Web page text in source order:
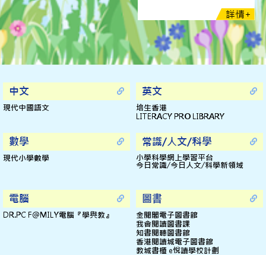
Jul 10, 2025
2024-2025年度一至五年級下學頒獎禮
Jun 30, 2025
2024-2025年度畢業典禮暨頒獎禮
Jul 02, 2025
男子組勇奪荃灣區小學校際比賽總冠軍
2024-2025年度荃灣區小學校際游泳比賽
Feb 02, 2025
2024-2025年度荃灣區小學校際排球比賽
May 15, 2025
2024-2025年度第六十一屆學校舞蹈節
2024-2025年度荃灣區小學校際羽毛球比賽
詳情+
中文
現代中國語文
英文
培生香港
LITERACY PRO LIBRARY
數學
現代小學數學
常識/人文/科學
小學科學網上學習平台
今日常識/今日人文/科學新領域
電腦
DR.PC F@MILY電腦『學與教』
圖書
金閱閣電子圖書館
我會閱讀圖書課
知書閱聽圖書館
香港閱讀城電子圖書館
教城書櫃 e悅讀學校計劃